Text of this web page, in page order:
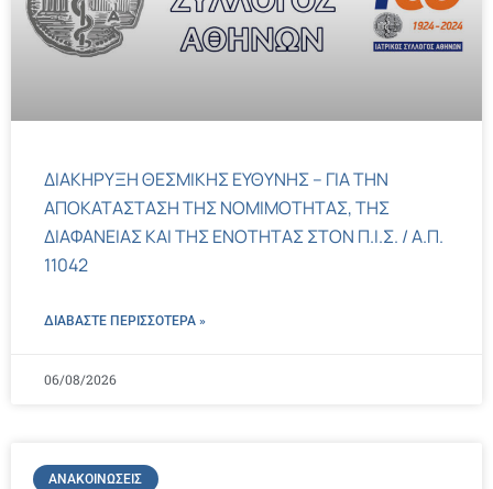
ΔΙΑΚΗΡΥΞΗ ΘΕΣΜΙΚΗΣ ΕΥΘΥΝΗΣ – ΓΙΑ ΤΗΝ
ΑΠΟΚΑΤΑΣΤΑΣΗ ΤΗΣ ΝΟΜΙΜΟΤΗΤΑΣ, ΤΗΣ
ΔΙΑΦΑΝΕΙΑΣ ΚΑΙ ΤΗΣ ΕΝΟΤΗΤΑΣ ΣΤΟΝ Π.Ι.Σ. / Α.Π.
11042
ΔΙΑΒΑΣΤΕ ΠΕΡΙΣΣΌΤΕΡΑ »
06/08/2026
ΑΝΑΚΟΙΝΏΣΕΙΣ